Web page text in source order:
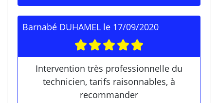
Barnabé DUHAMEL le 17/09/2020
Intervention très professionnelle du
technicien, tarifs raisonnables, à
recommander